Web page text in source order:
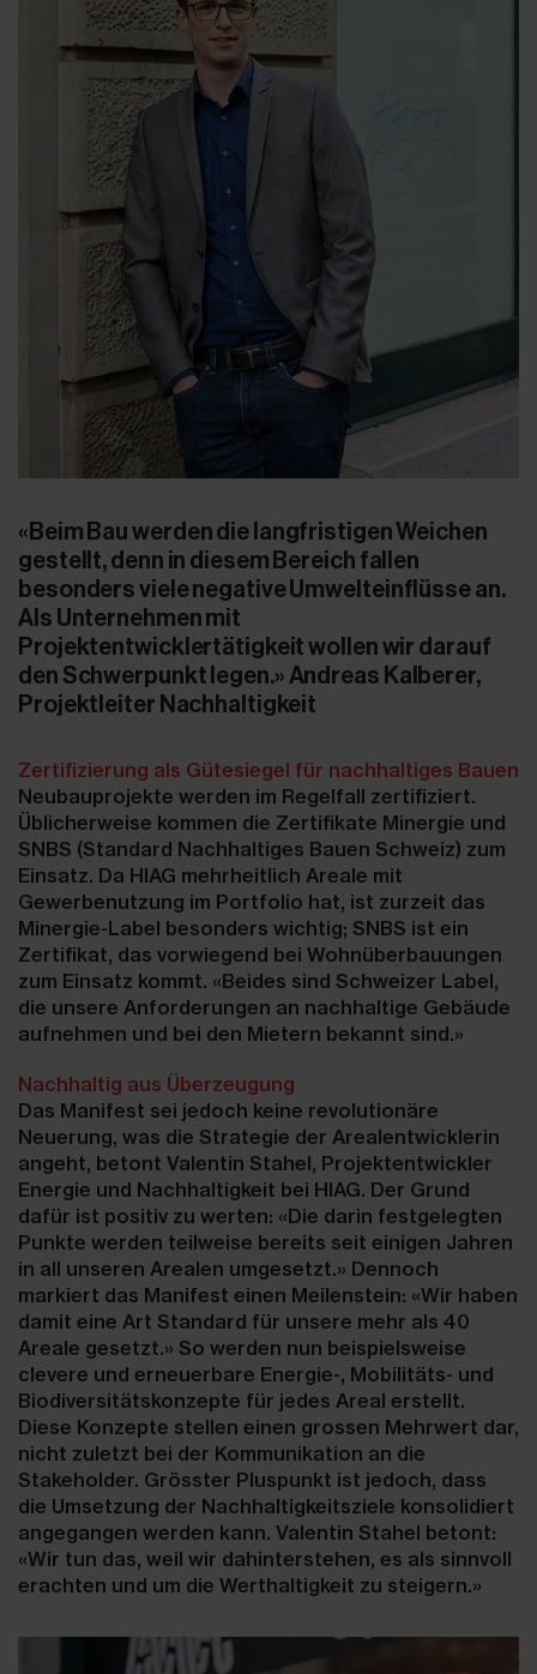
«Beim Bau werden die langfristigen Weichen
gestellt, denn in diesem Bereich fallen
besonders viele negative Umwelteinflüsse an.
Als Unternehmen mit
Projektentwicklertätigkeit wollen wir darauf
den Schwerpunkt legen.» Andreas Kalberer,
Projektleiter Nachhaltigkeit
Zertifizierung als Gütesiegel für nachhaltiges Bauen
Neubauprojekte werden im Regelfall zertifiziert.
Üblicherweise kommen die Zertifikate Minergie und
SNBS (Standard Nachhaltiges Bauen Schweiz) zum
Einsatz. Da HIAG mehrheitlich Areale mit
Gewerbenutzung im Portfolio hat, ist zurzeit das
Minergie-Label besonders wichtig; SNBS ist ein
Zertifikat, das vorwiegend bei Wohnüberbauungen
zum Einsatz kommt. «Beides sind Schweizer Label,
die unsere Anforderungen an nachhaltige Gebäude
aufnehmen und bei den Mietern bekannt sind.»
Nachhaltig aus Überzeugung
Das Manifest sei jedoch keine revolutionäre
Neuerung, was die Strategie der Arealentwicklerin
angeht, betont Valentin Stahel, Projektentwickler
Energie und Nachhaltigkeit bei HIAG. Der Grund
dafür ist positiv zu werten: «Die darin festgelegten
Punkte werden teilweise bereits seit einigen Jahren
in all unseren Arealen umgesetzt.» Dennoch
markiert das Manifest einen Meilenstein: «Wir haben
damit eine Art Standard für unsere mehr als 40
Areale gesetzt.» So werden nun beispielsweise
clevere und erneuerbare Energie-, Mobilitäts- und
Biodiversitätskonzepte für jedes Areal erstellt.
Diese Konzepte stellen einen grossen Mehrwert dar,
nicht zuletzt bei der Kommunikation an die
Stakeholder. Grösster Pluspunkt ist jedoch, dass
die Umsetzung der Nachhaltigkeitsziele konsolidiert
angegangen werden kann. Valentin Stahel betont:
«Wir tun das, weil wir dahinterstehen, es als sinnvoll
erachten und um die Werthaltigkeit zu steigern.»